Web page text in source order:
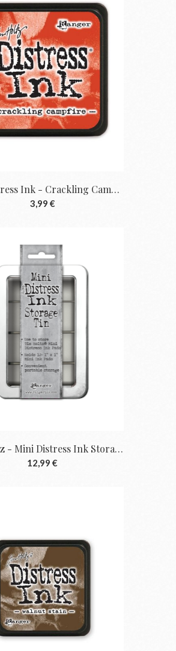
Mini Distress Ink - Crackling Campfire De...
3,99 €
Tim Holtz - Mini Distress Ink Storage Tin...
12,99 €